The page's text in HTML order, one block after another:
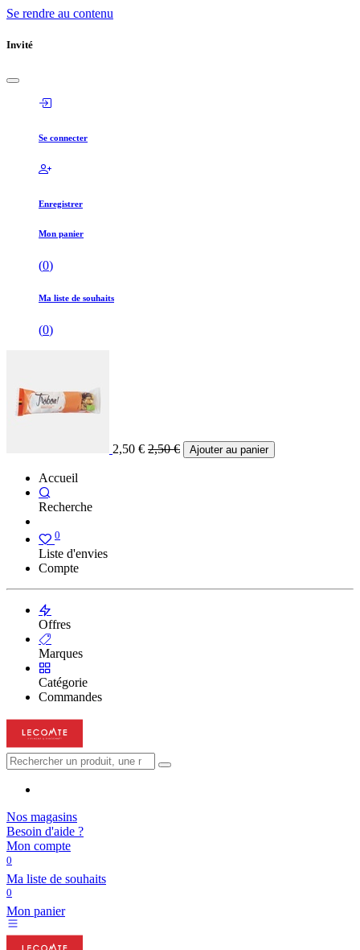
Se rendre au contenu
Invité
Se connecter
Enregistrer
Mon panier
(0)
Ma liste de souhaits
(0)
2,50 € 2,50€ Ajouter au panier
Accueil
Recherche
0
Liste d'envies
Compte
Offres
Marques
Catégorie
Commandes
Nos magasins
Besoin d'aide ?
Mon compte
0
Ma liste de souhaits
0
Mon panier